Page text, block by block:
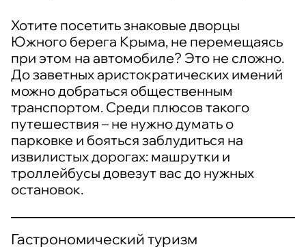
Хотите посетить знаковые дворцы
Южного берега Крыма, не перемещаясь
при этом на автомобиле? Это не сложно.
До заветных аристократических имений
можно добраться общественным
транспортом. Среди плюсов такого
путешествия – не нужно думать о
парковке и бояться заблудиться на
извилистых дорогах: машрутки и
троллейбусы довезут вас до нужных
остановок.
Гастрономический туризм